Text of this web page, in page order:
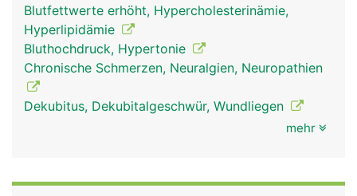
Blutfettwerte erhöht, Hypercholesterinämie,
Hyperlipidämie
Bluthochdruck, Hypertonie
Chronische Schmerzen, Neuralgien, Neuropathien
Dekubitus, Dekubitalgeschwür, Wundliegen
mehr